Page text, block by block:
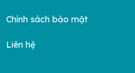
Chính sách bảo mật
Liên hệ